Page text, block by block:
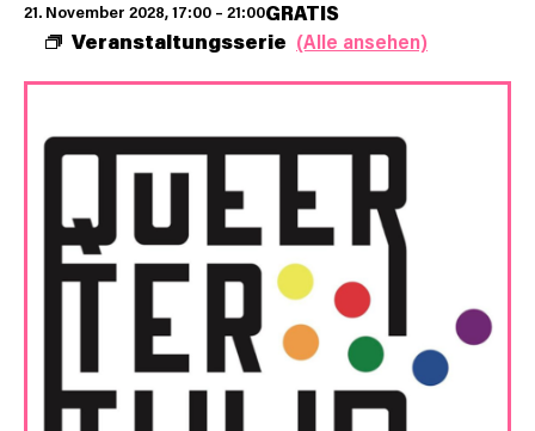
21. November 2028, 17:00 – 21:00
Veranstaltungsserie (Alle ansehen)
GRATIS